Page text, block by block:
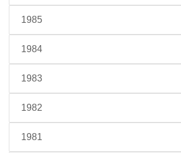
1985
1984
1983
1982
1981